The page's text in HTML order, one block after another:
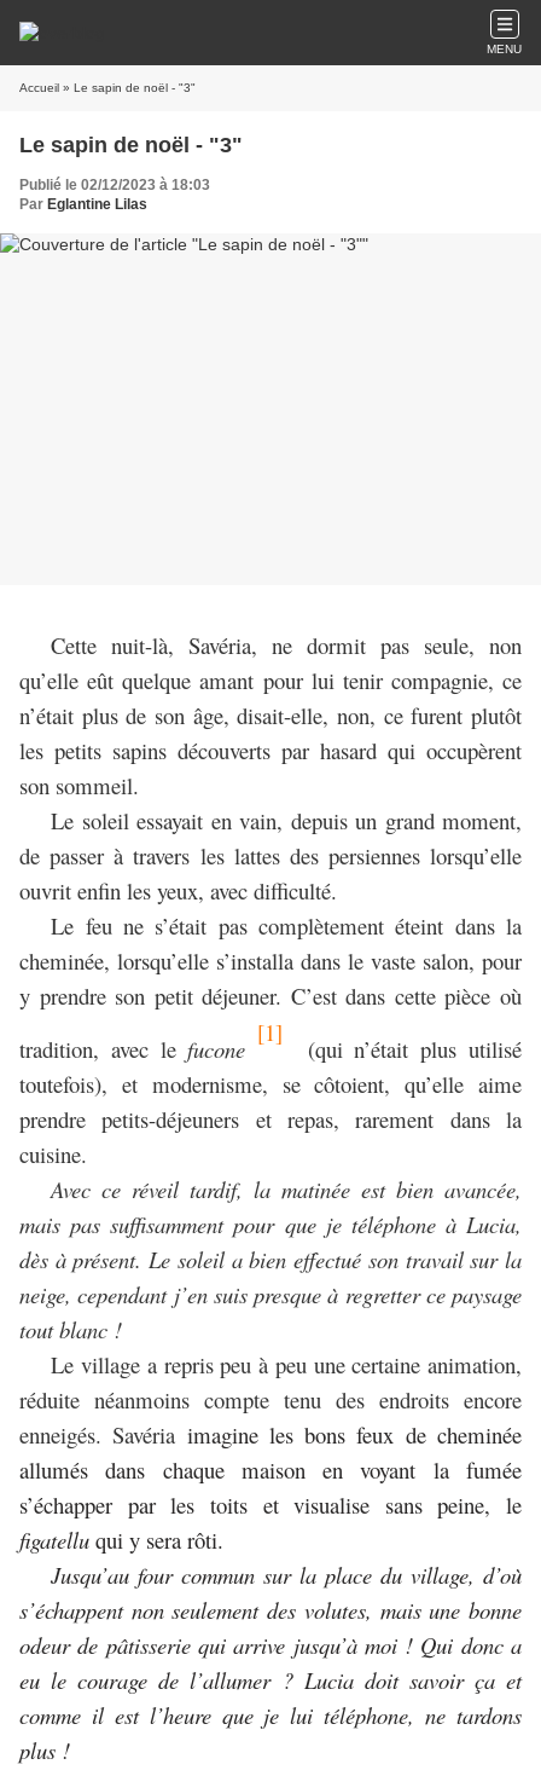
MENU
Accueil » Le sapin de noël - "3"
Le sapin de noël - "3"
Publié le 02/12/2023 à 18:03
Par Eglantine Lilas
Cette nuit-là, Savéria, ne dormit pas seule, non
qu’elle eût quelque amant pour lui tenir compagnie, ce
n’était plus de son âge, disait-elle, non, ce furent plutôt
les petits sapins découverts par hasard qui occupèrent
son sommeil.
Le soleil essayait en vain, depuis un grand moment,
de passer à travers les lattes des persiennes lorsqu’elle
ouvrit enfin les yeux, avec difficulté.
Le feu ne s’était pas complètement éteint dans la
cheminée, lorsqu’elle s’installa dans le vaste salon, pour
y prendre son petit déjeuner. C’est dans cette pièce où
tradition, avec lefucone
[1]
(qui n’était plus utilisé
toutefois), et modernisme, se côtoient, qu’elle aime
prendre petits-déjeuners et repas, rarement dans la
cuisine.
Avec ce réveil tardif, la matinée est bien avancée,
mais pas suffisamment pour que je téléphone à Lucia,
dès à présent. Le soleil a bien effectué son travail sur la
neige, cependant j’en suis presque à regretter ce paysage
tout blanc !
Le village a repris peu à peu une certaine animation,
réduite néanmoins compte tenu des endroits encore
enneigés. Savéria imagine les bons feux de cheminée
allumés dans chaque maison en voyant la fumée
s’échapper par les toits et visualise sans peine, le
figatellu qui y sera rôti.
Jusqu’au four commun sur la place du village, d’où
s’échappent non seulement des volutes, mais une bonne
odeur de pâtisserie qui arrive jusqu’à moi ! Qui donc a
eu le courage de l’allumer ? Lucia doit savoir ça et
comme il est l’heure que je lui téléphone, ne tardons
plus !